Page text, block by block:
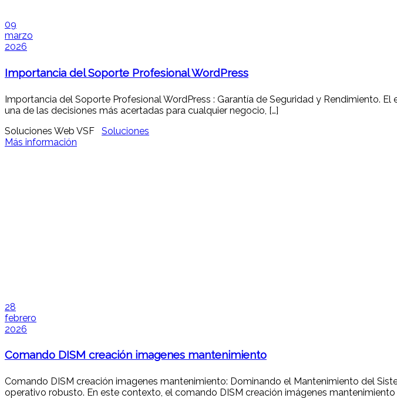
09
marzo
2026
Importancia del Soporte Profesional WordPress
Importancia del Soporte Profesional WordPress : Garantía de Seguridad y Rendimiento.
una de las decisiones más acertadas para cualquier negocio, […]
Soluciones Web VSF
Soluciones
Más información
28
febrero
2026
Comando DISM creación imagenes mantenimiento
Comando DISM creación imagenes mantenimiento: Dominando el Mantenimiento del
operativo robusto. En este contexto, el comando DISM creación imágenes mantenimiento